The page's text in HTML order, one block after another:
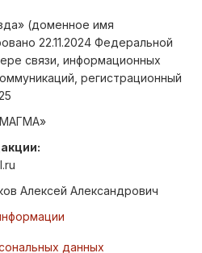
(доменное имя
22.11.2024 Федеральной
связи, информационных
регистрационный
Алексей Александрович
данных